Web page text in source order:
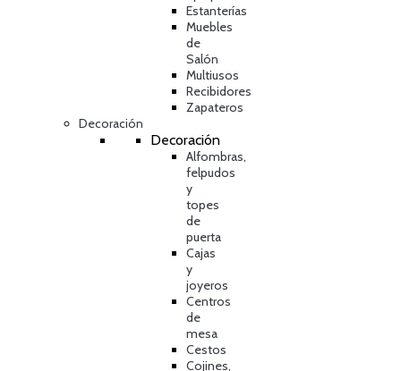
Estanterías
Muebles
de
Salón
Multiusos
Recibidores
Zapateros
Decoración
Decoración
Alfombras,
felpudos
y
topes
de
puerta
Cajas
y
joyeros
Centros
de
mesa
Cestos
Cojines,